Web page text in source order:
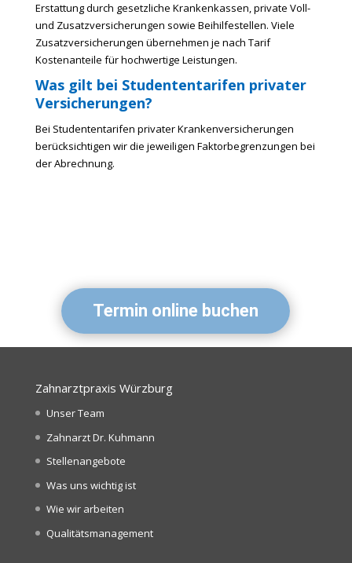
Erstattung durch gesetzliche Krankenkassen, private Voll-
und Zusatzversicherungen sowie Beihilfestellen. Viele
Zusatzversicherungen übernehmen je nach Tarif
Kostenanteile für hochwertige Leistungen.
Was gilt bei Studententarifen privater
Versicherungen?
Bei Studententarifen privater Krankenversicherungen
berücksichtigen wir die jeweiligen Faktorbegrenzungen bei
der Abrechnung.
Termin online buchen
Zahnarztpraxis Würzburg
Unser Team
Zahnarzt Dr. Kuhmann
Stellenangebote
Was uns wichtig ist
Wie wir arbeiten
Qualitätsmanagement